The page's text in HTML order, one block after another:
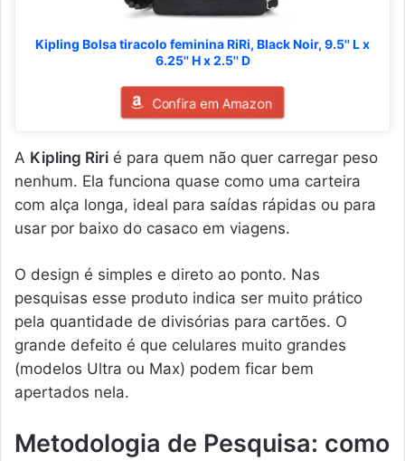
Kipling Bolsa tiracolo feminina RiRi, Black Noir, 9.5'' L x
6.25'' H x 2.5'' D
Confira em Amazon
A Kipling Riri é para quem não quer carregar peso
nenhum. Ela funciona quase como uma carteira
com alça longa, ideal para saídas rápidas ou para
usar por baixo do casaco em viagens.
O design é simples e direto ao ponto. Nas
pesquisas esse produto indica ser muito prático
pela quantidade de divisórias para cartões. O
grande defeito é que celulares muito grandes
(modelos Ultra ou Max) podem ficar bem
apertados nela.
Metodologia de Pesquisa: como